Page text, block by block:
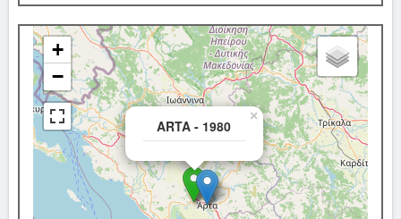
ARTA - 1980
×
+
−